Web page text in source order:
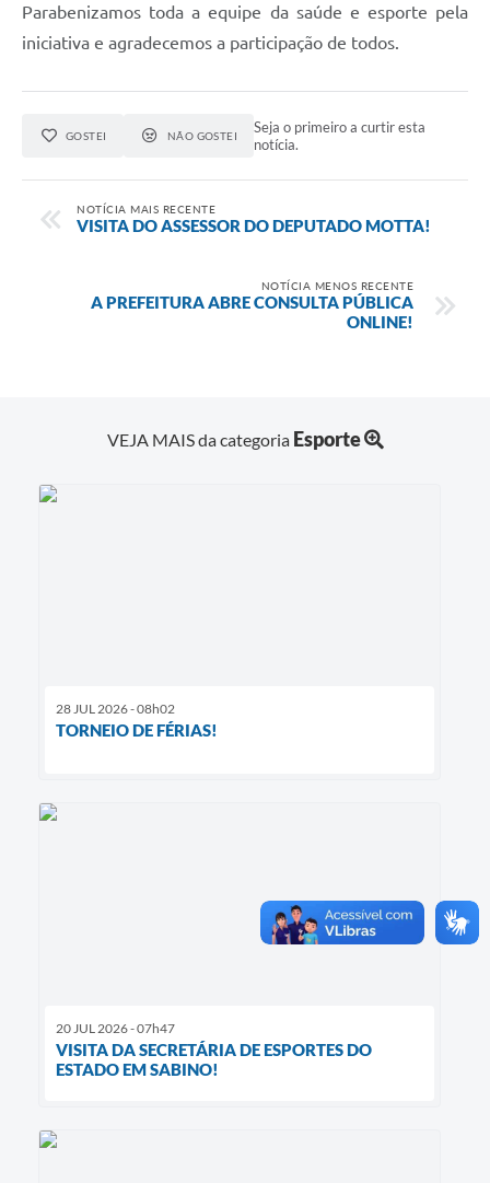
Parabenizamos toda a equipe da saúde e esporte pela
iniciativa e agradecemos a participação de todos.
GOSTEI NÃO GOSTEI
Seja o primeiro a curtir esta
notícia.
NOTÍCIA MAIS RECENTE
VISITA DO ASSESSOR DO DEPUTADO MOTTA!
NOTÍCIA MENOS RECENTE
A PREFEITURA ABRE CONSULTA PÚBLICA
ONLINE!
VEJA MAIS da categoria Esporte
28 JUL 2026 - 08h02
TORNEIO DE FÉRIAS!
20 JUL 2026 - 07h47
VISITA DA SECRETÁRIA DE ESPORTES DO
ESTADO EM SABINO!